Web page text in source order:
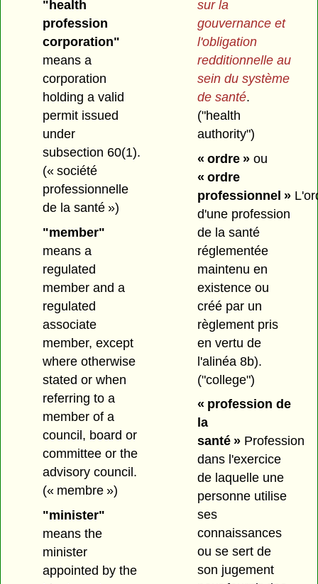
"health
profession
corporation"
means a
corporation
holding a valid
permit issued
under
subsection 60(1).
(« société
professionnelle
de la santé »)
"member"
means a
regulated
member and a
regulated
associate
member, except
where otherwise
stated or when
referring to a
member of a
council, board or
committee or the
advisory council.
(« membre »)
"minister"
means the
minister
appointed by the
sur la
gouvernance et
l'obligation
redditionnelle au
sein du système
de santé.
("health
authority")
« ordre »ou
« ordre
professionnel »
d'une profession
de la santé
réglementée
maintenu en
existence ou
créé par un
règlement pris
en vertu de
l'alinéa 8b).
("college")
« profession de
la
santé »Profession
dans l'exercice
de laquelle une
personne utilise
ses
connaissances
ou se sert de
son jugement